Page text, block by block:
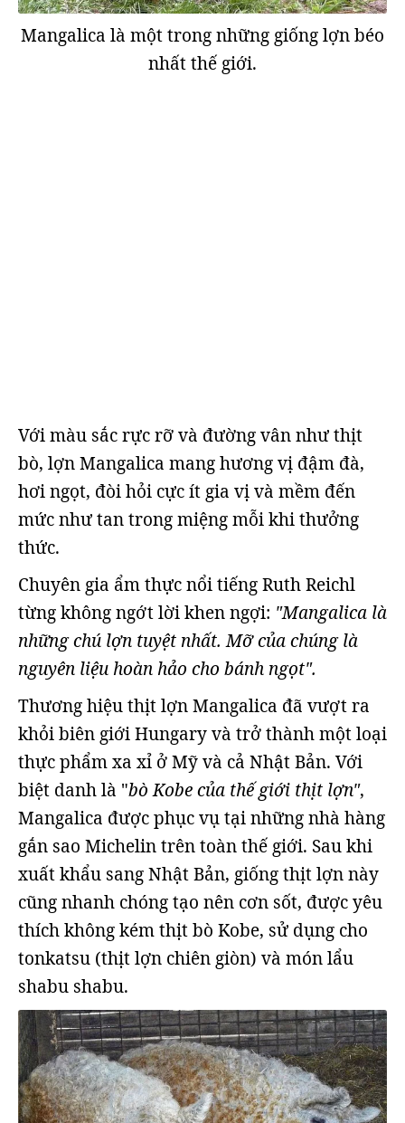
Mangalica là một trong những giống lợn béo
nhất thế giới.
Với màu sắc rực rỡ và đường vân như thịt
bò, lợn Mangalica mang hương vị đậm đà,
hơi ngọt, đòi hỏi cực ít gia vị và mềm đến
mức như tan trong miệng mỗi khi thưởng
thức.
Chuyên gia ẩm thực nổi tiếng Ruth Reichl
từng không ngớt lời khen ngợi: "Mangalica là
những chú lợn tuyệt nhất. Mỡ của chúng là
nguyên liệu hoàn hảo cho bánh ngọt".
Thương hiệu thịt lợn Mangalica đã vượt ra
khỏi biên giới Hungary và trở thành một loại
thực phẩm xa xỉ ở Mỹ và cả Nhật Bản. Với
biệt danh là "bò Kobe của thế giới thịt lợn",
Mangalica được phục vụ tại những nhà hàng
gắn sao Michelin trên toàn thế giới. Sau khi
xuất khẩu sang Nhật Bản, giống thịt lợn này
cũng nhanh chóng tạo nên cơn sốt, được yêu
thích không kém thịt bò Kobe, sử dụng cho
tonkatsu (thịt lợn chiên giòn) và món lẩu
shabu shabu.